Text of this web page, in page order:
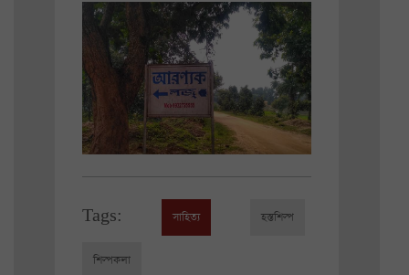
Tags: সাহিত্য হস্তশিল্প
শিল্পকলা